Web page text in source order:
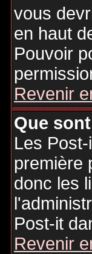
vous
en haut
Pouvoir
Revenir
Que
Les
première
donc les
Post-it
Revenir